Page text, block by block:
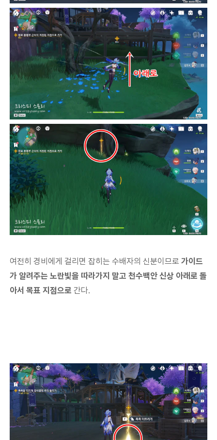
여전히 경비에게 걸리면 잡히는 수배자의 신분이므로 가이드
가 알려주는 노란빛을 따라가지 말고 천수백안 신상 아래로 돌
아서 목표 지점으로 간다.